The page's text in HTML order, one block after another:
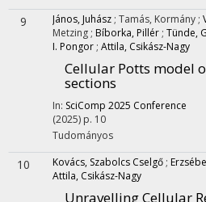
9 János, Juhász ; Tamás, Kormány ;
Metzing ; Bíborka, Pillér ; Tünde,
I. Pongor ; Attila, Csikász-Nagy
Cellular Potts model
sections
In: SciComp 2025 Conference
(2025) p. 10
Tudományos
10 Kovács, Szabolcs Cselgő ;
Attila, Csikász-Nagy
Unravelling Cellular